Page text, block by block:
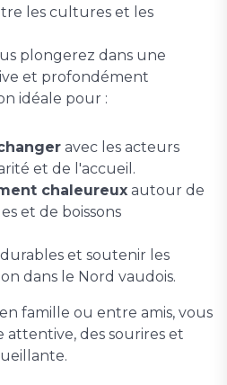
les cultures et les
plongerez dans une
et profondément
idéale pour :
avec les acteurs
et de l'accueil.
chaleureux autour de
et de boissons
durables et soutenir les
dans le Nord vaudois.
famille ou entre amis, vous
des sourires et